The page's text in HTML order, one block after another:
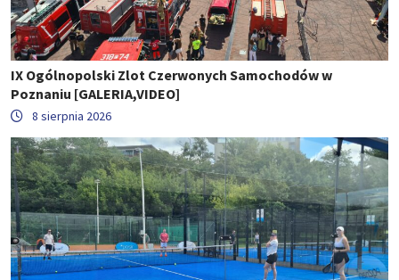
IX Ogólnopolski Zlot Czerwonych Samochodów w
Poznaniu [GALERIA,VIDEO]
8 sierpnia 2026